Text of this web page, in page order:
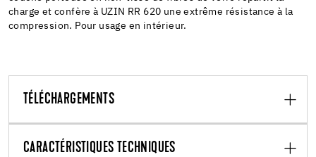
charge et confère à UZIN RR 620 une extrême résistance à la
compression. Pour usage en intérieur.
TÉLÉCHARGEMENTS
CARACTÉRISTIQUES TECHNIQUES